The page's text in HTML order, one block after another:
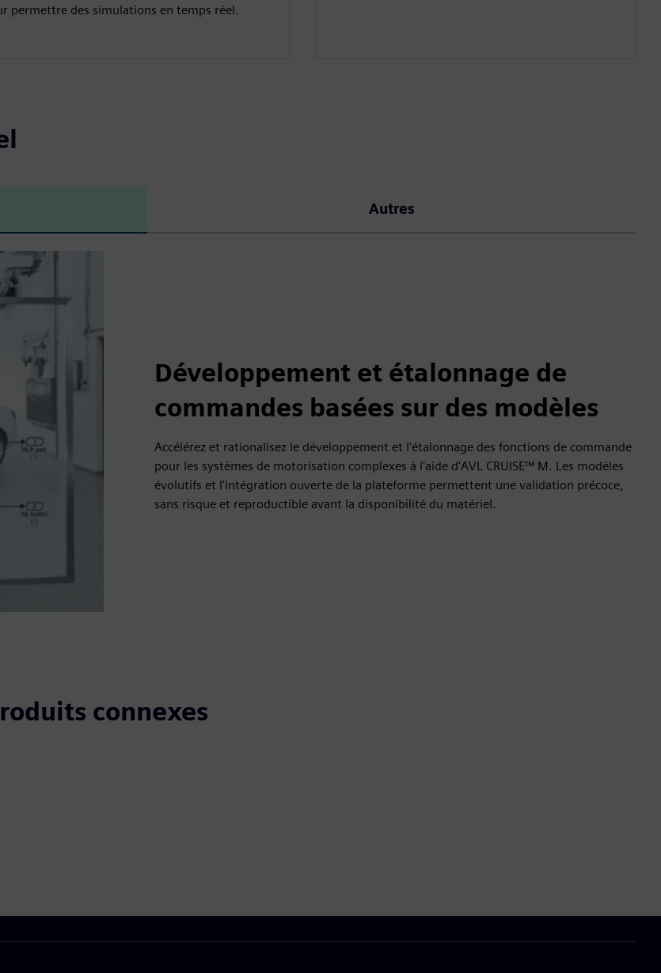
permettre des simulations en temps réel.
Autres
Développement et étalonnage de
commandes basées sur des modèles
Accélérez et rationalisez le développement et l'étalonnage des fonctions de commande
pour les systèmes de motorisation complexes à l'aide d'AVL CRUISE™ M. Les modèles
évolutifs et l'intégration ouverte de la plateforme permettent une validation précoce,
sans risque et reproductible avant la disponibilité du matériel.
connexes